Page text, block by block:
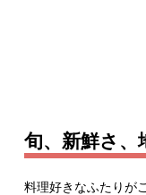
旬、新鮮さ、
料理好きなふたりが